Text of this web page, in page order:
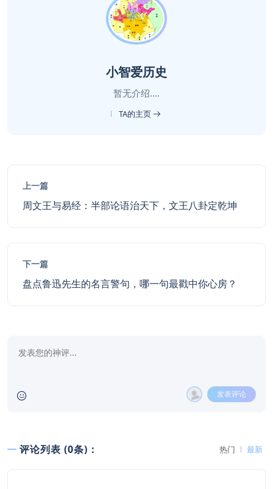
小智爱历史
暂无介绍....
TA的主页
上一篇
周文王与易经：半部论语治天下，文王八卦定乾坤
下一篇
盘点鲁迅先生的名言警句，哪一句最戳中你心房？
发表评论
评论列表 (0条)： 热门 最新